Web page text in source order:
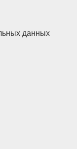
данных